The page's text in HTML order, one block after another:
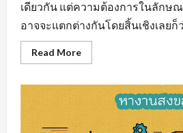
เดียวกัน แต่ความต้องการในลักษ
อาจจะแตกต่างกันโดยสิ้นเชิงเลยก็
Read MoreRead
more
รวม